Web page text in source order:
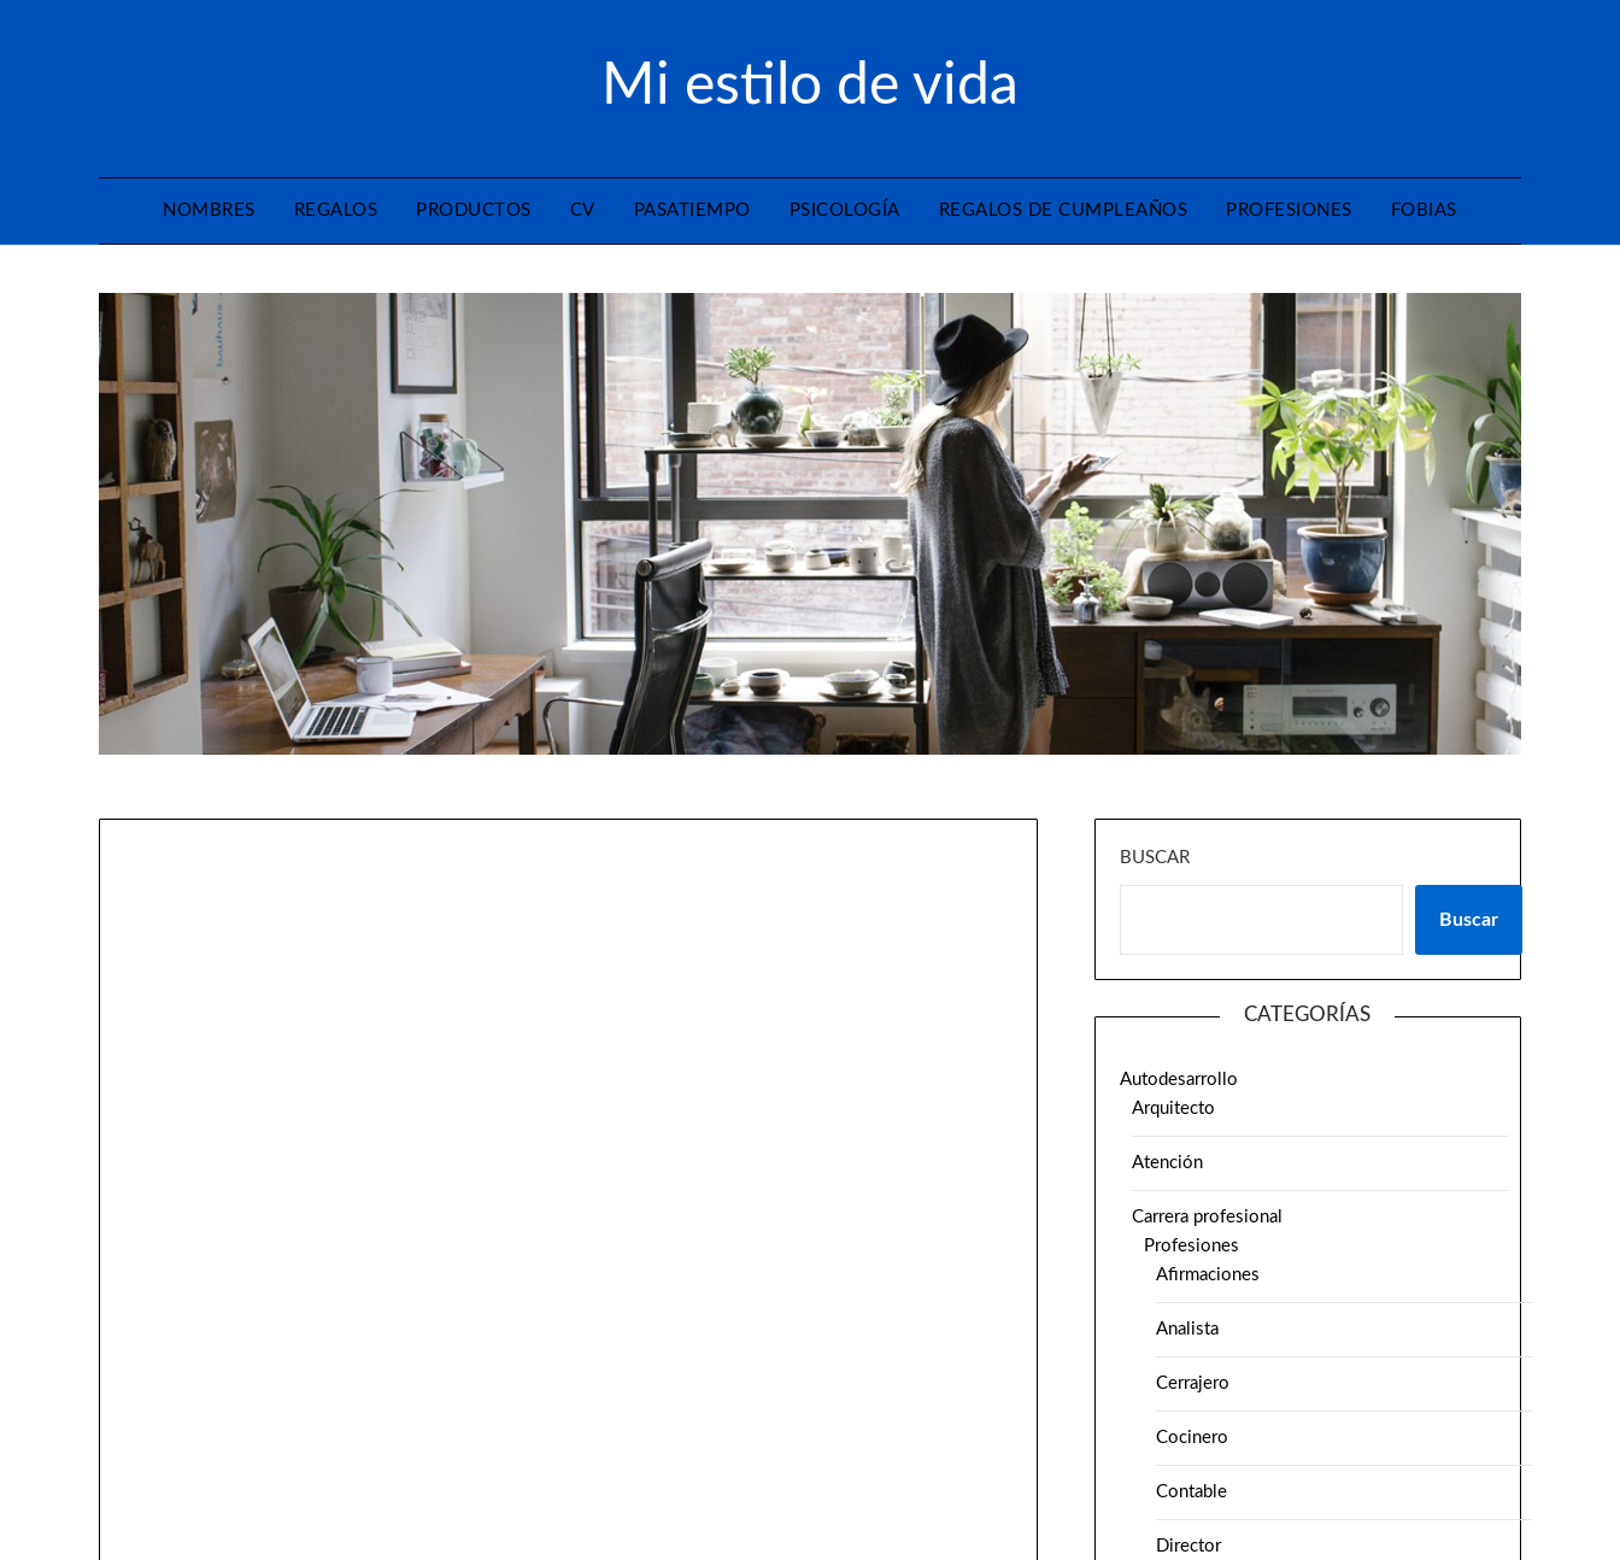
Mi estilo de vida
NOMBRES REGALOS PRODUCTOS CV PASATIEMPO PSICOLOGÍA REGALOS DE CUMPLEAÑOS PROFESIONES FOBIAS
BUSCAR
Buscar
CATEGORÍAS
Autodesarrollo
Arquitecto
Atención
Carrera profesional
Profesiones
Afirmaciones
Analista
Cerrajero
Cocinero
Contable
Director